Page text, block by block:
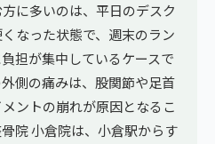
に多いのは、平日のデスク
なった状態で、週末のラン
担が集中しているケースで
側の痛みは、股関節や足首
ントの崩れが原因となるこ
院 小倉院は、小倉駅からす